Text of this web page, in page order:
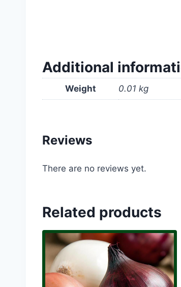
Additional
Weight 0.01 kg
Reviews
There are no reviews yet.
Related products